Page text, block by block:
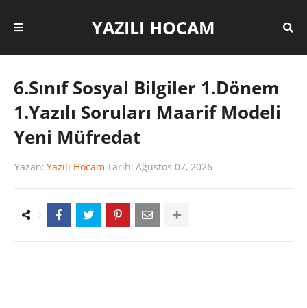
YAZILI HOCAM
6.Sınıf Sosyal Bilgiler 1.Dönem
1.Yazılı Soruları Maarif Modeli
Yeni Müfredat
Yazan: Yazılı Hocam Tarih: Ağustos 07, 2026